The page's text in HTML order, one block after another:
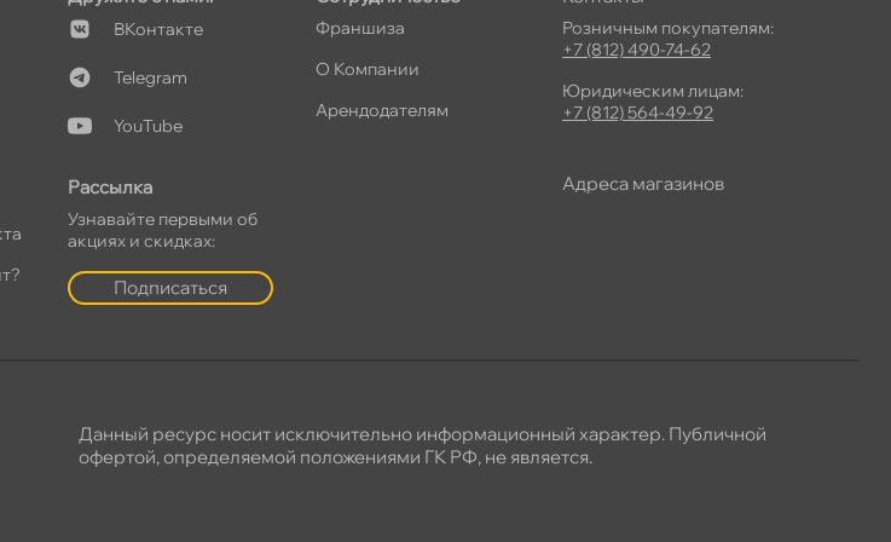
Контакте
Telegram
YouTube
Рассылка
Узнавайте первыми о
акциях и скидках:
Подписаться
Франшиза
О Компании
Арендодателям
Розничным покупателям:
+7 (812) 490-74-62
Юридическим лицам:
+7 (812) 564-49-92
Адреса магазино
Данный ресурс носит исключительно информационный характер. Публичной
офертой, определяемой положениями ГК РФ, не является.